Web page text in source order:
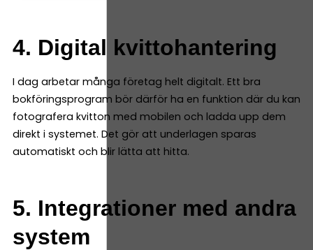
4. Digital kvittohantering
I dag arbetar många företag helt digitalt. Ett bra
bokföringsprogram bör därför ha en funktion där du kan
fotografera kvitton med mobilen och ladda upp dem
direkt i systemet. Det gör att underlagen sparas
automatiskt och blir lätta att hitta.
5. Integrationer med andra
system